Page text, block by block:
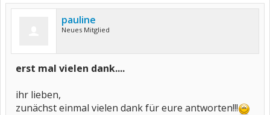
pauline
Neues Mitglied
erst mal vielen dank....
ihr lieben,
zunächst einmal vielen dank für eure antworten!!!